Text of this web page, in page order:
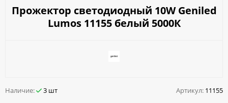
Прожектор светодиодный 10W Geniled
Lumos 11155 белый 5000К
Наличие: 3 шт Артикул: 11155